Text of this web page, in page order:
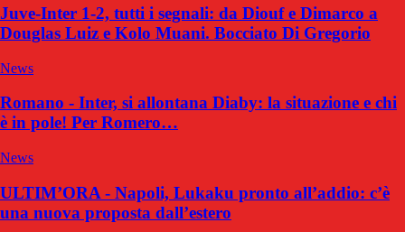
Juve-Inter 1-2, tutti i segnali: da Diouf e Dimarco a
Douglas Luiz e Kolo Muani. Bocciato Di Gregorio
News
Romano - Inter, si allontana Diaby: la situazione e chi
è in pole! Per Romero…
News
ULTIM’ORA - Napoli, Lukaku pronto all’addio: c’è
una nuova proposta dall’estero